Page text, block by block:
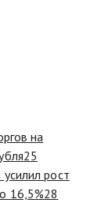
на
25
рост
16,5%28